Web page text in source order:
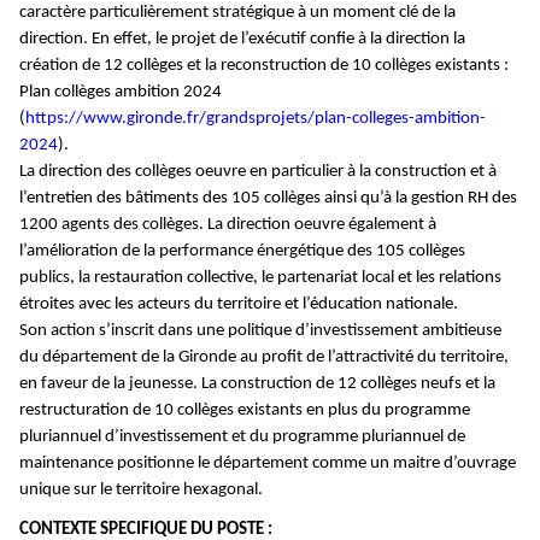
caractère particulièrement stratégique à un moment clé de la
direction. En effet, le projet de l’exécutif confie à la direction la
création de 12 collèges et la reconstruction de 10 collèges existants :
Plan collèges ambition 2024
(https://www.gironde.fr/grandsprojets/plan-colleges-ambition-
2024).
La direction des collèges oeuvre en particulier à la construction et à
l’entretien des bâtiments des 105 collèges ainsi qu’à la gestion RH des
1200 agents des collèges. La direction oeuvre également à
l’amélioration de la performance énergétique des 105 collèges
publics, la restauration collective, le partenariat local et les relations
étroites avec les acteurs du territoire et l’éducation nationale.
Son action s’inscrit dans une politique d’investissement ambitieuse
du département de la Gironde au profit de l’attractivité du territoire,
en faveur de la jeunesse. La construction de 12 collèges neufs et la
restructuration de 10 collèges existants en plus du programme
pluriannuel d’investissement et du programme pluriannuel de
maintenance positionne le département comme un maitre d’ouvrage
unique sur le territoire hexagonal.
CONTEXTE SPECIFIQUE DU POSTE :